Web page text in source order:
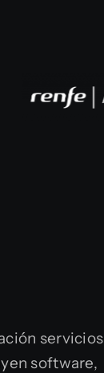
servicios
software,